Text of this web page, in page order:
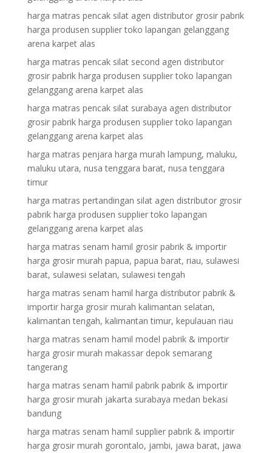
harga matras pencak silat agen distributor grosir pabrik
harga produsen supplier toko lapangan gelanggang
arena karpet alas
harga matras pencak silat second agen distributor
grosir pabrik harga produsen supplier toko lapangan
gelanggang arena karpet alas
harga matras pencak silat surabaya agen distributor
grosir pabrik harga produsen supplier toko lapangan
gelanggang arena karpet alas
harga matras penjara harga murah lampung, maluku,
maluku utara, nusa tenggara barat, nusa tenggara
timur
harga matras pertandingan silat agen distributor grosir
pabrik harga produsen supplier toko lapangan
gelanggang arena karpet alas
harga matras senam hamil grosir pabrik & importir
harga grosir murah papua, papua barat, riau, sulawesi
barat, sulawesi selatan, sulawesi tengah
harga matras senam hamil harga distributor pabrik &
importir harga grosir murah kalimantan selatan,
kalimantan tengah, kalimantan timur, kepulauan riau
harga matras senam hamil model pabrik & importir
harga grosir murah makassar depok semarang
tangerang
harga matras senam hamil pabrik pabrik & importir
harga grosir murah jakarta surabaya medan bekasi
bandung
harga matras senam hamil supplier pabrik & importir
harga grosir murah gorontalo, jambi, jawa barat, jawa